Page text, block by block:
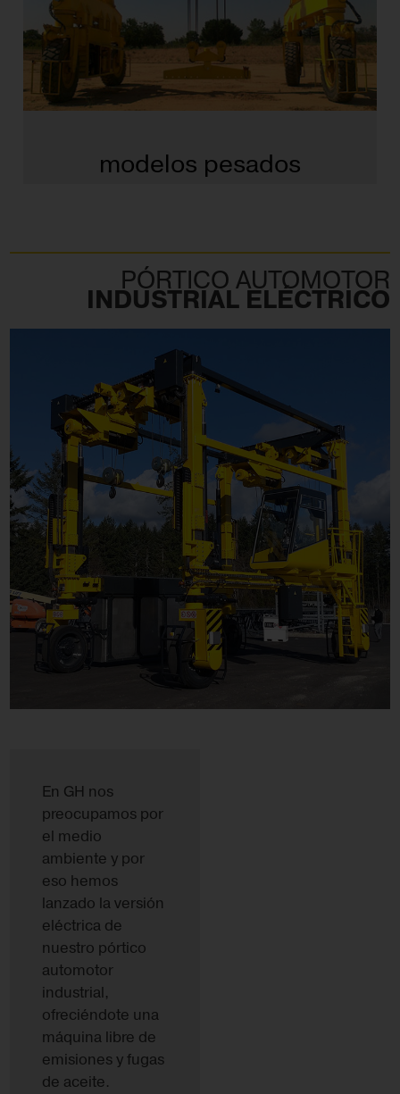
modelos pesados
PÓRTICO AUTOMOTOR
INDUSTRIAL ELÉCTRICO
En GH nos
preocupamos por
el medio
ambiente y por
eso hemos
lanzado la versión
eléctrica de
nuestro pórtico
automotor
industrial,
ofreciéndote una
máquina libre de
emisiones y fugas
de aceite.